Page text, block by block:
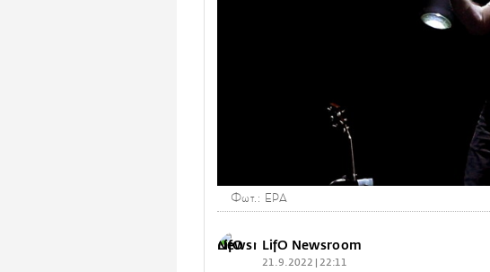
Φωτ.: EPA
LifO Newsroom
21.9.2022 | 22:11